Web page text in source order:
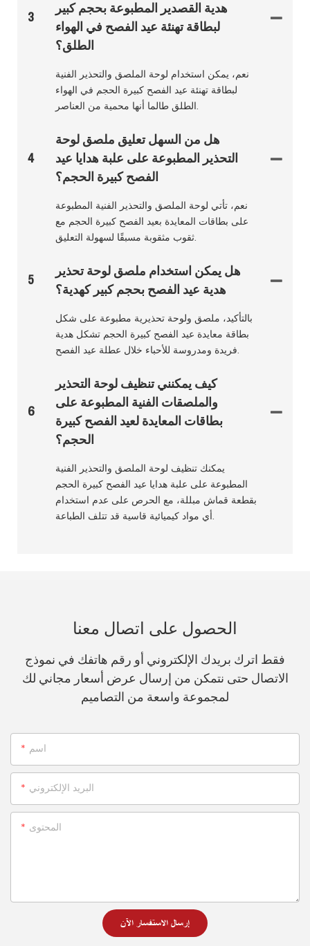
3
هدية القصدير المطبوعة بحجم كبير
لبطاقة تهنئة عيد الفصح في الهواء
الطلق؟
نعم، يمكن استخدام لوحة الملصق والتحذير الفنية
لبطاقة تهنئة عيد الفصح كبيرة الحجم في الهواء
الطلق طالما أنها محمية من العناصر.
4
هل من السهل تعليق ملصق لوحة
التحذير المطبوعة على علبة هدايا عيد
الفصح كبيرة الحجم؟
نعم، تأتي لوحة الملصق والتحذير الفنية المطبوعة
على بطاقات المعايدة بعيد الفصح كبيرة الحجم مع
ثقوب مثقوبة مسبقًا لسهولة التعليق.
5
هل يمكن استخدام ملصق لوحة تحذير
هدية عيد الفصح بحجم كبير كهدية؟
بالتأكيد، ملصق ولوحة تحذيرية مطبوعة على شكل
بطاقة معايدة عيد الفصح كبيرة الحجم تشكل هدية
فريدة ومدروسة للأحباء خلال عطلة عيد الفصح.
6
كيف يمكنني تنظيف لوحة التحذير
والملصقات الفنية المطبوعة على
بطاقات المعايدة لعيد الفصح كبيرة
الحجم؟
يمكنك تنظيف لوحة الملصق والتحذير الفنية
المطبوعة على علبة هدايا عيد الفصح كبيرة الحجم
بقطعة قماش مبللة، مع الحرص على عدم استخدام
أي مواد كيميائية قاسية قد تتلف الطباعة.
الحصول على اتصال معنا
فقط اترك بريدك الإلكتروني أو رقم هاتفك في نموذج
الاتصال حتى نتمكن من إرسال عرض أسعار مجاني لك
لمجموعة واسعة من التصاميم
اسم
البريد الإلكتروني
المحتوى
إرسال الاستفسار الآن